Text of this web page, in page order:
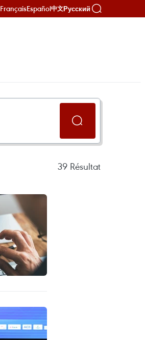
FrançaisEspañol中文Русский
39 Résultat